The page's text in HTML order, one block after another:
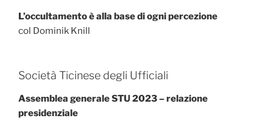
L’occultamento è alla base di ogni percezione
col Dominik Knill
Società Ticinese degli Ufficiali
Assemblea generale STU 2023 – relazione
presidenziale